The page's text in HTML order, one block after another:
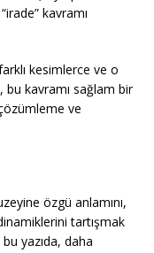
kavramı
kesimlerce ve o
bu kavramı sağlam bir
ve
özgü anlamını,
tartışmak
yazıda, daha